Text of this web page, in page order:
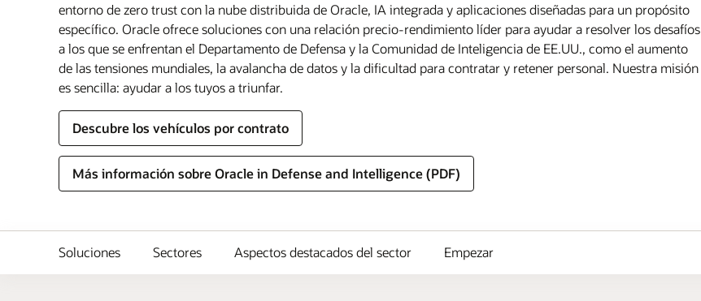
entorno de zero trust con la nube distribuida de Oracle, IA integrada y aplicaciones diseñadas para un propósito
específico. Oracle ofrece soluciones con una relación precio-rendimiento líder para ayudar a resolver los desafíos
a los que se enfrentan el Departamento de Defensa y la Comunidad de Inteligencia de EE.UU., como el aumento
de las tensiones mundiales, la avalancha de datos y la dificultad para contratar y retener personal. Nuestra misión
es sencilla: ayudar a los tuyos a triunfar.
Descubre los vehículos por contrato
Más información sobre Oracle in Defense and Intelligence (PDF)
Soluciones Sectores Aspectos destacados del sector Empezar